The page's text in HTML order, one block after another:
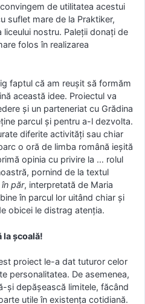
de utilitatea acestui
suflet mare de la Praktiker,
nostru. Paleții donați de
folos în realizarea
faptul că am reușit să formăm
această idee. Proiectul va
și un parteneriat cu Grădina
parcul și pentru a-l dezvolta.
diferite activități sau chiar
o oră de limba română ieșită
opinia cu privire la … rolul
pornind de la textul
păr, interpretată de Maria
în parcul lor uitând chiar și
obicei le distrag atenția.
la școală!
proiect le-a dat tuturor celor
personalitatea. De asemenea,
și depășească limitele, făcând
utile în existența cotidiană.